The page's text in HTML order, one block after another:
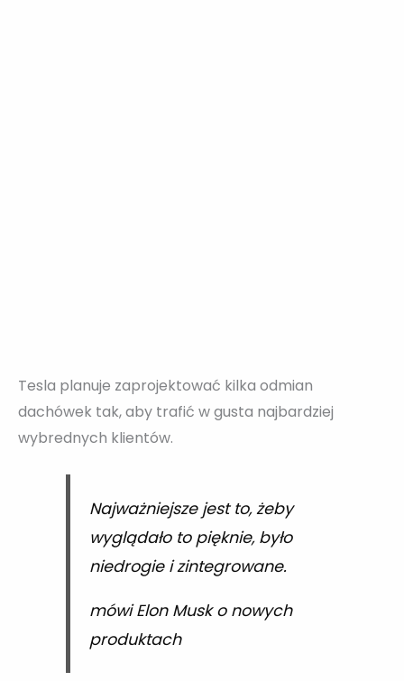
Tesla planuje zaprojektować kilka odmian
dachówek tak, aby trafić w gusta najbardziej
wybrednych klientów.
Najważniejsze jest to, żeby
wyglądało to pięknie, było
niedrogie i zintegrowane.
mówi Elon Musk o nowych
produktach